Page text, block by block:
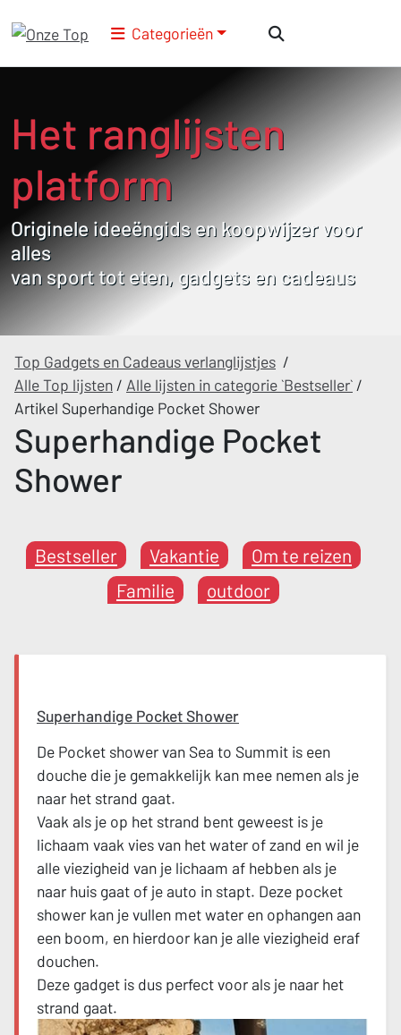
Categorieën
Het ranglijsten
platform
Originele ideeëngids en koopwijzer voor
alles
van sport tot eten, gadgets en cadeaus
Top Gadgets en Cadeaus verlanglijstjes /
Alle Top lijsten / Alle lijsten in categorie `Bestseller` /
Artikel Superhandige Pocket Shower
Superhandige Pocket
Shower
Bestseller Vakantie
Om te reizen
Familie
outdoor
Superhandige Pocket Shower
De Pocket shower van Sea to Summit is een
douche die je gemakkelijk kan mee nemen als je
naar het strand gaat.
Vaak als je op het strand bent geweest is je
lichaam vaak vies van het water of zand en wil je
alle viezigheid van je lichaam af hebben als je
naar huis gaat of je auto in stapt. Deze pocket
shower kan je vullen met water en ophangen aan
een boom, en hierdoor kan je alle viezigheid eraf
douchen.
Deze gadget is dus perfect voor als je naar het
strand gaat.